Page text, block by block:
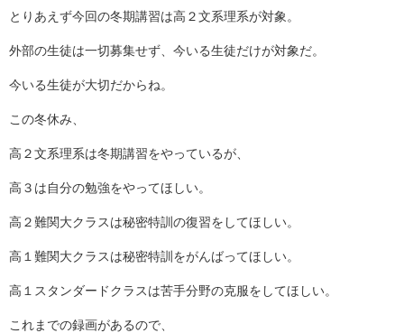
とりあえず今回の冬期講習は高２文系理系が対象。
外部の生徒は一切募集せず、今いる生徒だけが対象だ。
今いる生徒が大切だからね。
この冬休み、
高２文系理系は冬期講習をやっているが、
高３は自分の勉強をやってほしい。
高２難関大クラスは秘密特訓の復習をしてほしい。
高１難関大クラスは秘密特訓をがんばってほしい。
高１スタンダードクラスは苦手分野の克服をしてほしい。
これまでの録画があるので、